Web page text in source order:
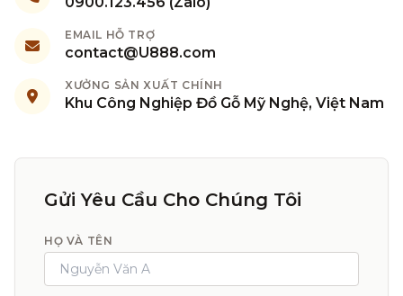
EMAIL HỖ TRỢ
contact@U888.com
XƯỞNG SẢN XUẤT CHÍNH
Khu Công Nghiệp Đồ Gỗ Mỹ Nghệ, Việt Nam
Gửi Yêu Cầu Cho Chúng Tôi
HỌ VÀ TÊN